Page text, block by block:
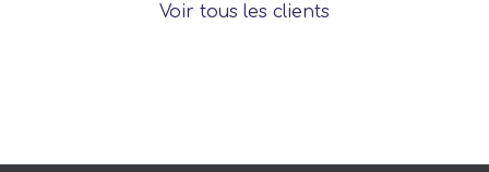
Voir tous les clients